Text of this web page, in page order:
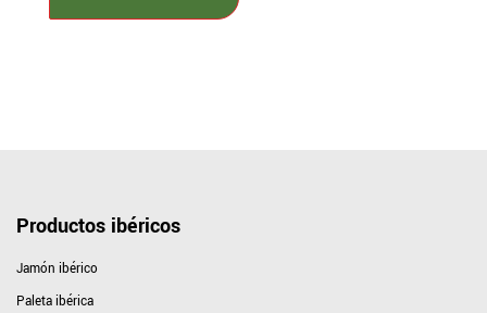
Productos ibéricos
Jamón ibérico
Paleta ibérica